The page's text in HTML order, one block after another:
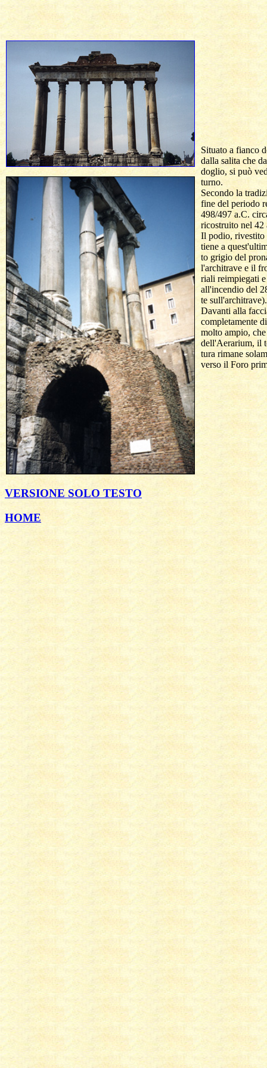
Situato a fianco
dalla salita che
doglio, si può
  turno.
Secondo la
fine del periodo
498/497 a.C.
ricostruito nel
Il podio,
tiene a
to grigio del
l'architrave e il
riali
all'incendio del
  te sull'architrave).
Davanti alla
completamente
molto ampio,
dell'Aerarium, il
tura rimane
verso il Foro
VERSIONE SOLO TESTO
HOME